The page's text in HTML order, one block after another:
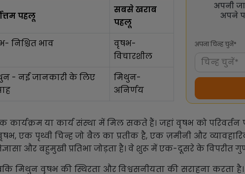
पहलू
सबसे खराब
पहलू
निश्चित भाव
वृषभ-
विचारशील
- नई जानकारी के लिए
मिथुन-
अनिर्णय
अपनी
अपने
अपना चिन्ह चुनें*
चिन्ह चुनें*
या कार्य संस्था में मिल सकते हैं। जहां वृषभ को परिवर्तन
एक पृथ्वी चिन्ह जो बैल का प्रतीक है, एक ज़मीनी और
और बहुमुखी प्रतिभा जोड़ता है। वे शुरू में एक-दूसरे के विपरीत
मिथुन वृषभ की स्थिरता और विश्वसनीयता की सराहना करता